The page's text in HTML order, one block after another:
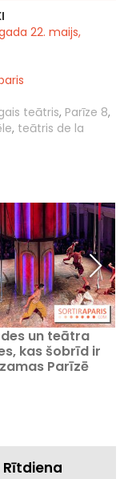
22. maijs,
teātris, Parīze 8,
, teātris de la
un teātra
kas šobrīd ir
Parīzē
Rītdiena